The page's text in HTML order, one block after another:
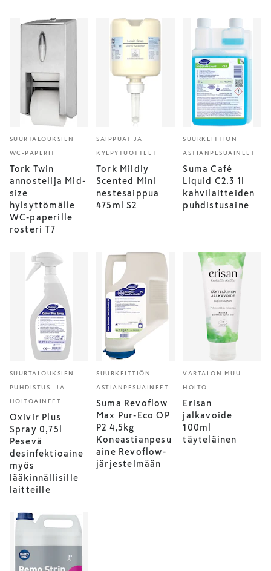
SUURTALOUKSIEN
WC-PAPERIT
Tork Twin
annostelija Mid-
size
hylsyttömälle
WC-paperille
rosteri T7
SAIPPUAT JA
KYLPYTUOTTEET
Tork Mildly
Scented Mini
nestesaippua
475ml S2
SUURKEITTIÖN
ASTIANPESUAINEET
Suma Café
Liquid C2.3 1l
kahvilaitteiden
puhdistusaine
SUURTALOUKSIEN
PUHDISTUS- JA
HOITOAINEET
Oxivir Plus
Spray 0,75l
Pesevä
desinfektioaine
myös
lääkinnällisille
laitteille
SUURKEITTIÖN
ASTIANPESUAINEET
Suma Revoflow
Max Pur-Eco OP
P2 4,5kg
Koneastianpesu
aine Revoflow-
järjestelmään
VARTALON MUU
HOITO
Erisan
jalkavoide
100ml
täyteläinen